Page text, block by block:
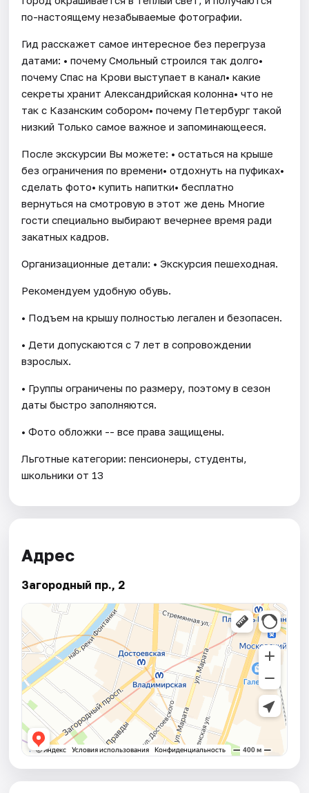
по-настоящему незабываемые фотографии.
Гид расскажет самое интересное без перегруза
датами: • почему Смольный строился так долго•
почему Спас на Крови выступает в канал• какие
секреты хранит Александрийская колонна• что не
так с Казанским собором• почему Петербург такой
низкий Только самое важное и запоминающееся.
После экскурсии Вы можете: • остаться на крыше
без ограничения по времени• отдохнуть на пуфиках•
сделать фото• купить напитки• бесплатно
вернуться на смотровую в этот же день Многие
гости специально выбирают вечернее время ради
закатных кадров.
Организационные детали: • Экскурсия пешеходная.
Рекомендуем удобную обувь.
• Подъем на крышу полностью легален и безопасен.
• Дети допускаются с 7 лет в сопровождении
взрослых.
• Группы ограничены по размеру, поэтому в сезон
даты быстро заполняются.
• Фото обложки -- все права защищены.
Льготные категории: пенсионеры, студенты,
школьники от 13
Адрес
Загородный пр., 2